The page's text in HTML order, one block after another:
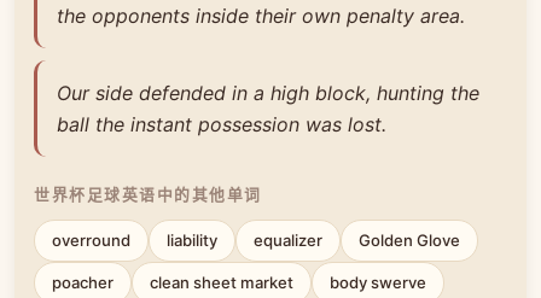
the opponents inside their own penalty area.
Our side defended in a high block, hunting the
ball the instant possession was lost.
世界杯足球英语中的其他单词
overround liability equalizer Golden Glove
poacher clean sheet market body swerve